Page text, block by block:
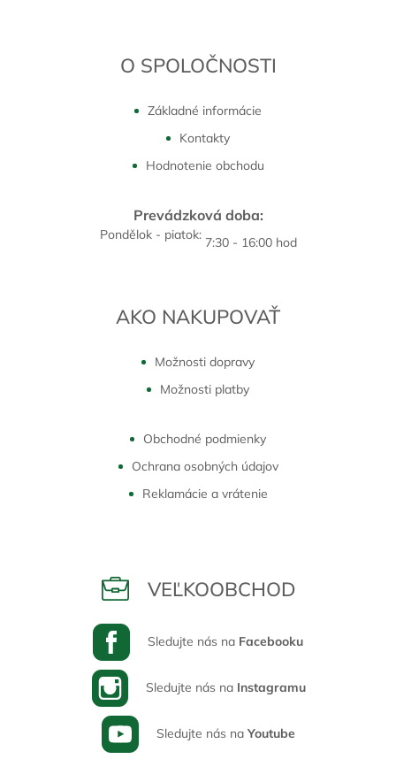
O SPOLOČNOSTI
Základné informácie
Kontakty
Hodnotenie obchodu
Prevádzková doba:
Pondělok - piatok: 7:30 - 16:00 hod
AKO NAKUPOVAŤ
Možnosti dopravy
Možnosti platby
Obchodné podmienky
Ochrana osobných údajov
Reklamácie a vrátenie
VEĽKOOBCHOD
Sledujte nás na Facebooku
Sledujte nás na Instagramu
Sledujte nás na Youtube